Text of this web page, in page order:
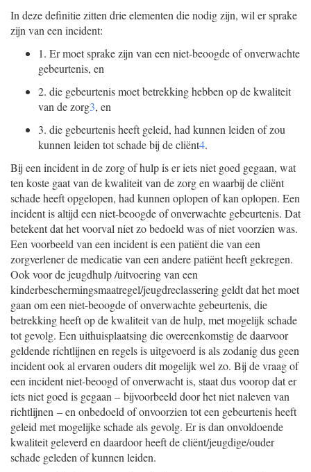
In deze definitie zitten drie elementen die nodig zijn, wil er sprake
zijn van een incident:
1. Er moet sprake zijn van een niet-beoogde of onverwachte
gebeurtenis, en
2. die gebeurtenis moet betrekking hebben op de kwaliteit
van de zorg3, en
3. die gebeurtenis heeft geleid, had kunnen leiden of zou
kunnen leiden tot schade bij de cliënt4.
Bij een incident in de zorg of hulp is er iets niet goed gegaan, wat
ten koste gaat van de kwaliteit van de zorg en waarbij de cliënt
schade heeft opgelopen, had kunnen oplopen of kan oplopen. Een
incident is altijd een niet-beoogde of onverwachte gebeurtenis. Dat
betekent dat het voorval niet zo bedoeld was of niet voorzien was.
Een voorbeeld van een incident is een patiënt die van een
zorgverlener de medicatie van een andere patiënt heeft gekregen.
Ook voor de jeugdhulp /uitvoering van een
kinderbeschermingsmaatregel/jeugdreclassering geldt dat het moet
gaan om een niet-beoogde of onverwachte gebeurtenis, die
betrekking heeft op de kwaliteit van de hulp, met mogelijk schade
tot gevolg. Een uithuisplaatsing die overeenkomstig de daarvoor
geldende richtlijnen en regels is uitgevoerd is als zodanig dus geen
incident ook al ervaren ouders dit mogelijk wel zo. Bij de vraag of
een incident niet-beoogd of onverwacht is, staat dus voorop dat er
iets niet goed is gegaan – bijvoorbeeld door het niet naleven van
richtlijnen – en onbedoeld of onvoorzien tot een gebeurtenis heeft
geleid met mogelijke schade als gevolg. Er is dan onvoldoende
kwaliteit geleverd en daardoor heeft de cliënt/jeugdige/ouder
schade geleden of kunnen leiden.